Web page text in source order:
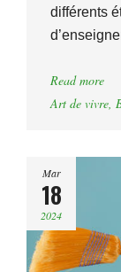
différents
Read more
Art de vivre,
Mar
18
2024